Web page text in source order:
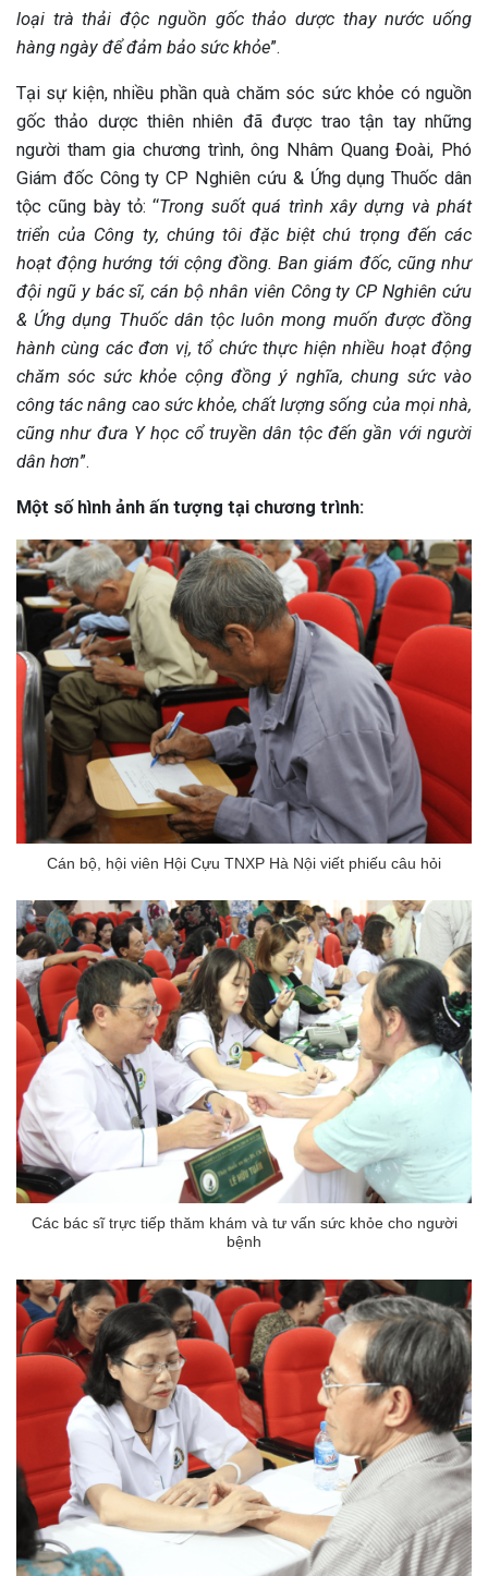
loại trà thải độc nguồn gốc thảo dược thay nước uống
hàng ngày để đảm bảo sức khỏe”.
Tại sự kiện, nhiều phần quà chăm sóc sức khỏe có nguồn
gốc thảo dược thiên nhiên đã được trao tận tay những
người tham gia chương trình, ông Nhâm Quang Đoài, Phó
Giám đốc Công ty CP Nghiên cứu & Ứng dụng Thuốc dân
tộc cũng bày tỏ: “Trong suốt quá trình xây dựng và phát
triển của Công ty, chúng tôi đặc biệt chú trọng đến các
hoạt động hướng tới cộng đồng. Ban giám đốc, cũng như
đội ngũ y bác sĩ, cán bộ nhân viên Công ty CP Nghiên cứu
& Ứng dụng Thuốc dân tộc luôn mong muốn được đồng
hành cùng các đơn vị, tổ chức thực hiện nhiều hoạt động
chăm sóc sức khỏe cộng đồng ý nghĩa, chung sức vào
công tác nâng cao sức khỏe, chất lượng sống của mọi nhà,
cũng như đưa Y học cổ truyền dân tộc đến gần với người
dân hơn”.
Một số hình ảnh ấn tượng tại chương trình:
Cán bộ, hội viên Hội Cựu TNXP Hà Nội viết phiếu câu hỏi
Các bác sĩ trực tiếp thăm khám và tư vấn sức khỏe cho người
bệnh